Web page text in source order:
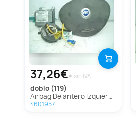
37,26€€ sin IVA
doblo (119)
Airbag Delantero Izquierdo Para Fiat Doblo
4601957